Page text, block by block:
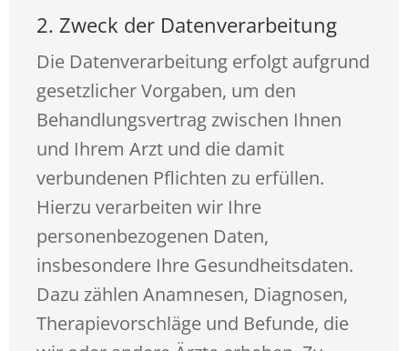
2. Zweck der Datenverarbeitung
Die Datenverarbeitung erfolgt aufgrund
gesetzlicher Vorgaben, um den
Behandlungsvertrag zwischen Ihnen
und Ihrem Arzt und die damit
verbundenen Pflichten zu erfüllen.
Hierzu verarbeiten wir Ihre
personenbezogenen Daten,
insbesondere Ihre Gesundheitsdaten.
Dazu zählen Anamnesen, Diagnosen,
Therapievorschläge und Befunde, die